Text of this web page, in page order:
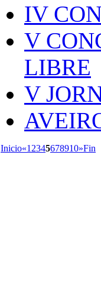
IV
V
LIBRE
V
Inicio«1 2345678910»Fin